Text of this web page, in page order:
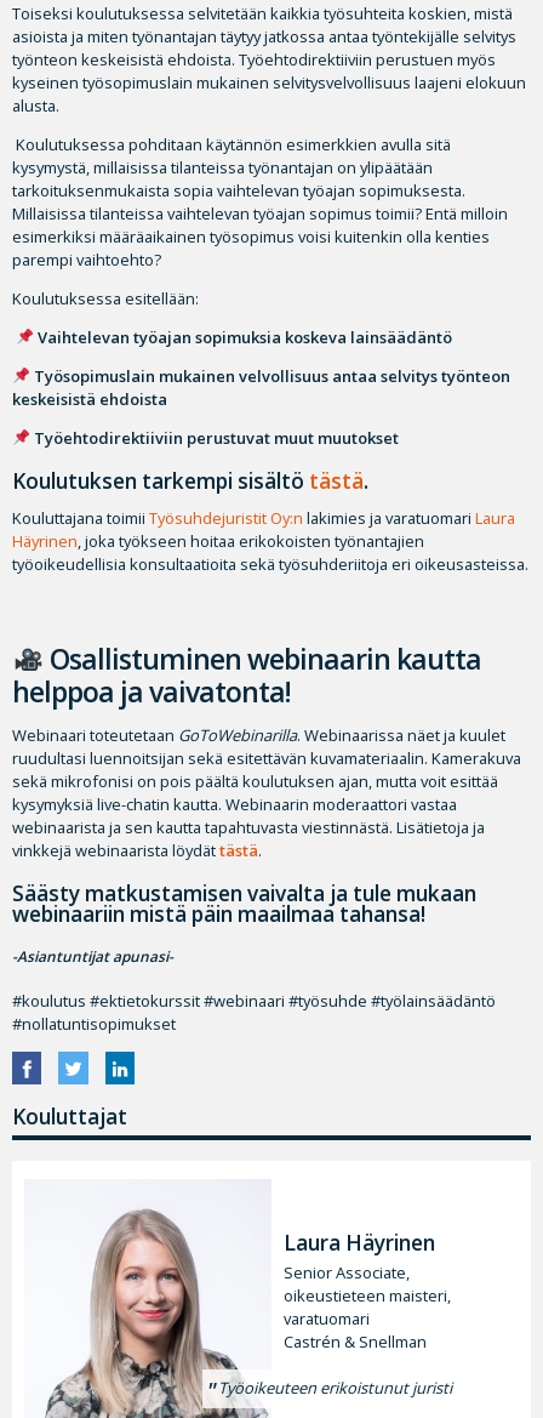
Toiseksi koulutuksessa selvitetään kaikkia työsuhteita koskien, mistä
asioista ja miten työnantajan täytyy jatkossa antaa työntekijälle selvitys
työnteon keskeisistä ehdoista. Työehtodirektiiviin perustuen myös
kyseinen työsopimuslain mukainen selvitysvelvollisuus laajeni elokuun
alusta.
Koulutuksessa pohditaan käytännön esimerkkien avulla sitä
kysymystä, millaisissa tilanteissa työnantajan on ylipäätään
tarkoituksenmukaista sopia vaihtelevan työajan sopimuksesta.
Millaisissa tilanteissa vaihtelevan työajan sopimus toimii? Entä milloin
esimerkiksi määräaikainen työsopimus voisi kuitenkin olla kenties
parempi vaihtoehto?
Koulutuksessa esitellään:
Vaihtelevan työajan sopimuksia koskeva lainsäädäntö
Työsopimuslain mukainen velvollisuus antaa selvitys työnteon
keskeisistä ehdoista
Työehtodirektiiviin perustuvat muut muutokset
Koulutuksen tarkempi sisältö tästä.
Kouluttajana toimii Työsuhdejuristit Oy:n lakimies ja varatuomari Laura
Häyrinen, joka työkseen hoitaa erikokoisten työnantajien
työoikeudellisia konsultaatioita sekä työsuhderiitoja eri oikeusasteissa.
Osallistuminen webinaarin kautta
helppoa ja vaivatonta!
Webinaari toteutetaan GoToWebinarilla. Webinaarissa näet ja kuulet
ruudultasi luennoitsijan sekä esitettävän kuvamateriaalin. Kamerakuva
sekä mikrofonisi on pois päältä koulutuksen ajan, mutta voit esittää
kysymyksiä live-chatin kautta. Webinaarin moderaattori vastaa
webinaarista ja sen kautta tapahtuvasta viestinnästä. Lisätietoja ja
vinkkejä webinaarista löydättästä.
Säästy matkustamisen vaivalta ja tule mukaan
webinaariin mistä päin maailmaa tahansa!
-Asiantuntijat apunasi-
#koulutus #ektietokurssit #webinaari #työsuhde #työlainsäädäntö
#nollatuntisopimukset
Kouluttajat
Laura Häyrinen
Senior Associate,
oikeustieteen maisteri,
varatuomari
Castrén & Snellman
Työoikeuteen erikoistunut juristi